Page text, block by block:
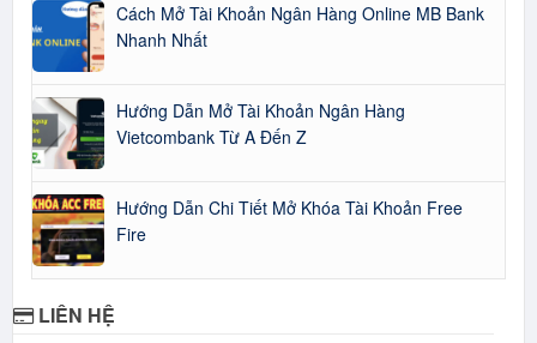
Cách Mở Tài Khoản Ngân Hàng Online MB Bank
Nhanh Nhất
Hướng Dẫn Mở Tài Khoản Ngân Hàng
Vietcombank Từ A Đến Z
Hướng Dẫn Chi Tiết Mở Khóa Tài Khoản Free
Fire
LIÊN HỆ